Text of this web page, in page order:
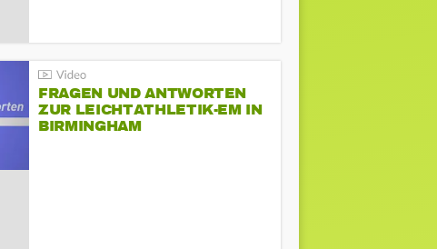
FRAGEN UND ANTWORTEN
ZUR LEICHTATHLETIK-EM IN
BIRMINGHAM